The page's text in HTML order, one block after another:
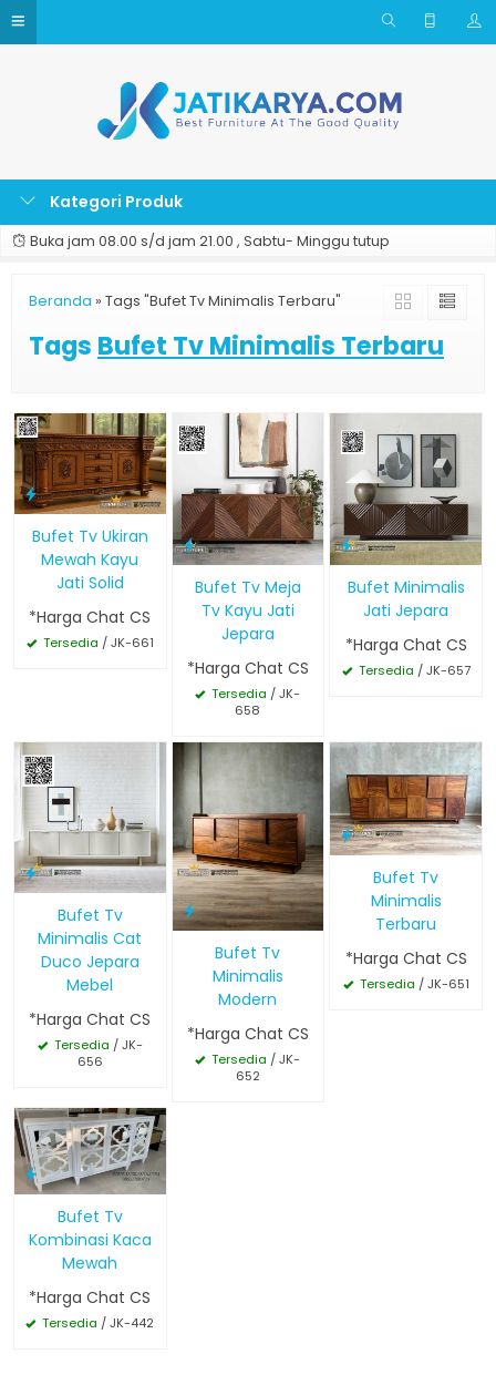
Kategori Produk
Buka jam 08.00 s/d jam 21.00 , Sabtu- Minggu tutup
Beranda » Tags "Bufet Tv Minimalis Terbaru"
Tags Bufet Tv Minimalis Terbaru
Bufet Tv Ukiran
Mewah Kayu
Jati Solid
*Harga Chat CS
Tersedia / JK-661
Bufet Tv Meja
Tv Kayu Jati
Jepara
*Harga Chat CS
Tersedia / JK-
658
Bufet Minimalis
Jati Jepara
*Harga Chat CS
Tersedia / JK-657
Bufet Tv
Minimalis Cat
Duco Jepara
Mebel
*Harga Chat CS
Tersedia / JK-
656
Bufet Tv
Minimalis
Modern
*Harga Chat CS
Tersedia / JK-
652
Bufet Tv
Minimalis
Terbaru
*Harga Chat CS
Tersedia / JK-651
Bufet Tv
Kombinasi Kaca
Mewah
*Harga Chat CS
Tersedia / JK-442